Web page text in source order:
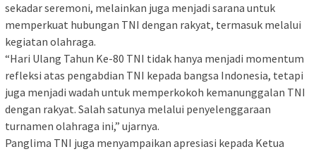
sekadar seremoni, melainkan juga menjadi sarana untuk
memperkuat hubungan TNI dengan rakyat, termasuk melalui
kegiatan olahraga.
“Hari Ulang Tahun Ke-80 TNI tidak hanya menjadi momentum
refleksi atas pengabdian TNI kepada bangsa Indonesia, tetapi
juga menjadi wadah untuk memperkokoh kemanunggalan TNI
dengan rakyat. Salah satunya melalui penyelenggaraan
turnamen olahraga ini,” ujarnya.
Panglima TNI juga menyampaikan apresiasi kepada Ketua